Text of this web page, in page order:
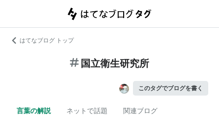
はてなブログ トップ
国立衛生研究所
このタグでブログを書く
言葉の解説 ネットで話題 関連ブログ